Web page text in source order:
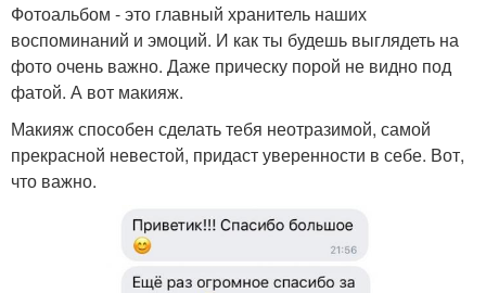
Фотоальбом - это главный хранитель наших
воспоминаний и эмоций. И как ты будешь выглядеть на
фото очень важно. Даже прическу порой не видно под
фатой. А вот макияж.
Макияж способен сделать тебя неотразимой, самой
прекрасной невестой, придаст уверенности в себе. Вот,
что важно.